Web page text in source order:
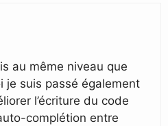
au même niveau que
je suis passé également
l’écriture du code
complétion entre